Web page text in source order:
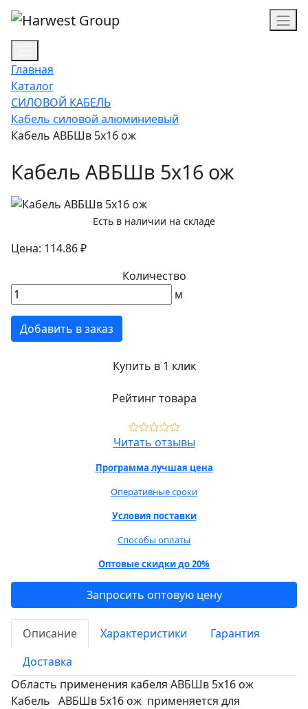
Главная
Каталог
СИЛОВОЙ КАБЕЛЬ
Кабель силовой алюминиевый
Кабель АВБШв 5х16 ож
Кабель АВБШв 5х16 ож
Есть в наличии на складе
Цена: 114.86 ₽
Количество
м
Добавить в заказ
Купить в 1 клик
Рейтинг товара
Читать отзывы
Программа лучшая цена
Оперативные сроки
Условия поставки
Способы оплаты
Оптовые скидки до 20%
Запросить оптовую цену
Описание Характеристики
Гарантия
Доставка
Область применения кабеля АВБШв 5х16 ож
Кабель АВБШв 5х16 ож применяется для